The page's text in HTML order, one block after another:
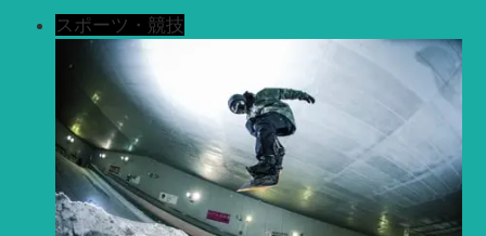
スポーツ・競技